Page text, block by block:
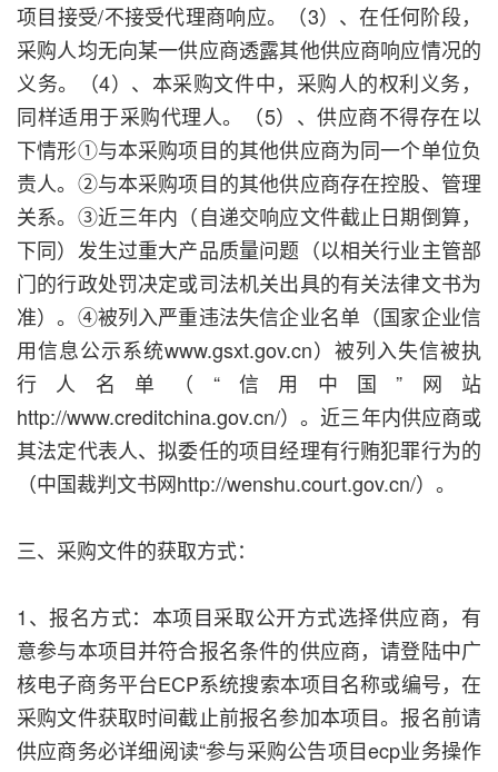
项目接受/不接受代理商响应。（3）、在任何阶段，
采购人均无向某一供应商透露其他供应商响应情况的
义务。（4）、本采购文件中，采购人的权利义务，
同样适用于采购代理人。（5）、供应商不得存在以
下情形①与本采购项目的其他供应商为同一个单位负
责人。②与本采购项目的其他供应商存在控股、管理
关系。③近三年内（自递交响应文件截止日期倒算，
下同）发生过重大产品质量问题（以相关行业主管部
门的行政处罚决定或司法机关出具的有关法律文书为
准）。④被列入严重违法失信企业名单（国家企业信
用信息公示系统www.gsxt.gov.cn）被列入失信被执
行人名单（“信用中国”网站
http://www.creditchina.gov.cn/）。近三年内供应商或
其法定代表人、拟委任的项目经理有行贿犯罪行为的
（中国裁判文书网http://wenshu.court.gov.cn/）。
三、采购文件的获取方式：
1、报名方式：本项目采取公开方式选择供应商，有
意参与本项目并符合报名条件的供应商，请登陆中广
核电子商务平台ECP系统搜索本项目名称或编号，在
采购文件获取时间截止前报名参加本项目。报名前请
供应商务必详细阅读“参与采购公告项目ecp业务操作